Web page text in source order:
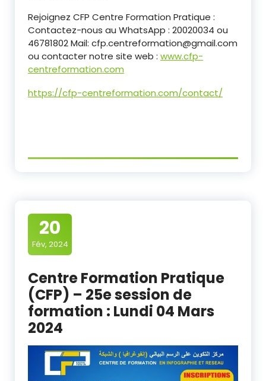
Rejoignez CFP Centre Formation Pratique :
Contactez-nous au WhatsApp : 20020034 ou
46781802 Mail: cfp.centreformation@gmail.com
ou contacter notre site web : www.cfp-
centreformation.com
https://cfp-centreformation.com/contact/
20
Fév, 2024
Centre Formation Pratique
(CFP) – 25e session de
formation : Lundi 04 Mars
2024